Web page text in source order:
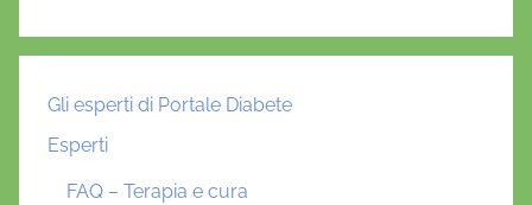
Gli esperti di Portale Diabete
Esperti
FAQ – Terapia e cura